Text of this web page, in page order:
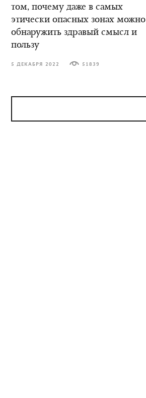
том, почему даже в самых
этически опасных зонах можно
обнаружить здравый смысл и
пользу
5 ДЕКАБРЯ 2022 51839